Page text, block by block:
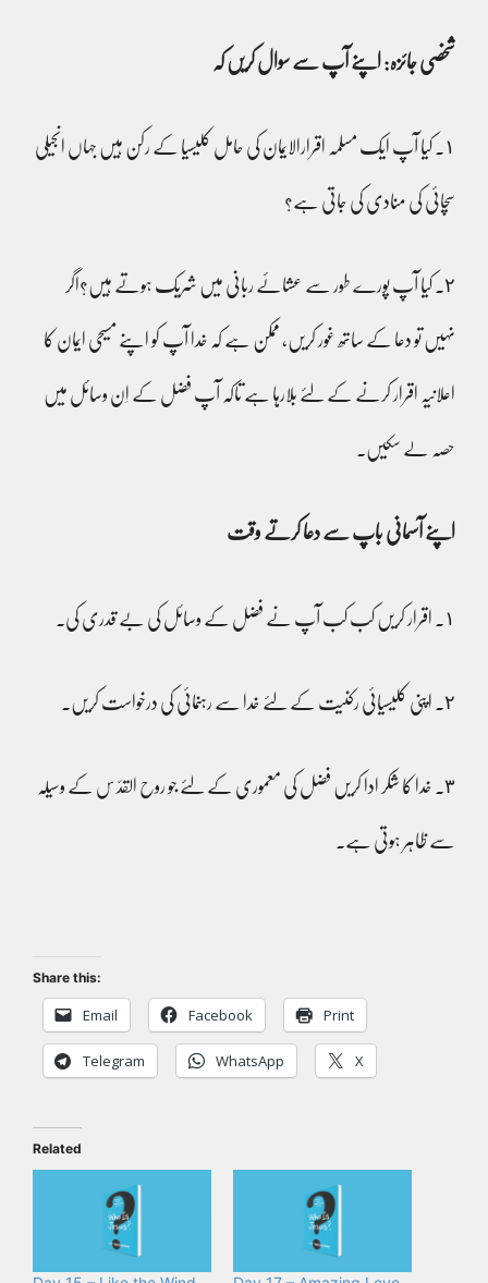
شخصی جائزہ: اپنے آپ سے سوال کریں کہ
١۔ کیا آپ ایک مسلمہ اقرارالایمان کی حامل کلیسیا کے رکن ہیں جہاں انجیلی
سچائی کی منادی کی جاتی ہے؟
٢۔ کیا آپ پورے طور سے عشائے ربانی میں شریک ہوتے ہیں؟اگر
نہیں تو دعا کے ساتھ غور کریں، ممکن ہے کہ خدا آپ کو اپنے مسیحی ایمان کا
اعلانیہ اقرار کرنے کے لئے بلارہا ہے تاکہ آپ فضل کے اِن وسائل میں
حصہ لے سکیں۔
اپنے آسمانی باپ سے دعا کرتے وقت
١۔ اقرار کریں کب کب آپ نے فضل کے وسائل کی بے قدری کی۔
٢۔ اپنی کلیسیائی رکنیت کے لئے خدا سے رہنمائی کی درخواست کریں۔
٣۔ خدا کا شکر ادا کریں فضل کی معموری کے لئے جو روح القدّ س کے وسیلہ
سے ظاہر ہوتی ہے۔
Share this:
Email Facebook Print
Telegram WhatsApp X
Related